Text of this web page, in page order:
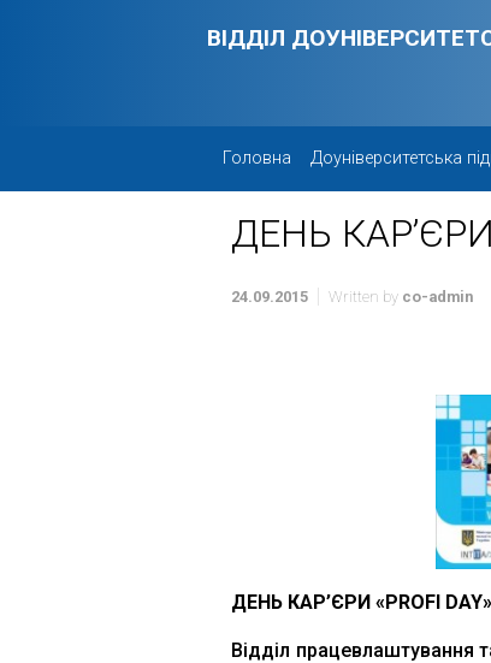
ВІДДІЛ
Головна Доуніверситетська
ДЕНЬ КАР’ЄРИ
24.09.2015 Written by co-admin
ДЕНЬ КАР’ЄРИ «PROFІ
Відділ працевлаштування